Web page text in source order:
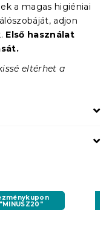
a magas higiéniai
adjon
Első használat
eltérhet a